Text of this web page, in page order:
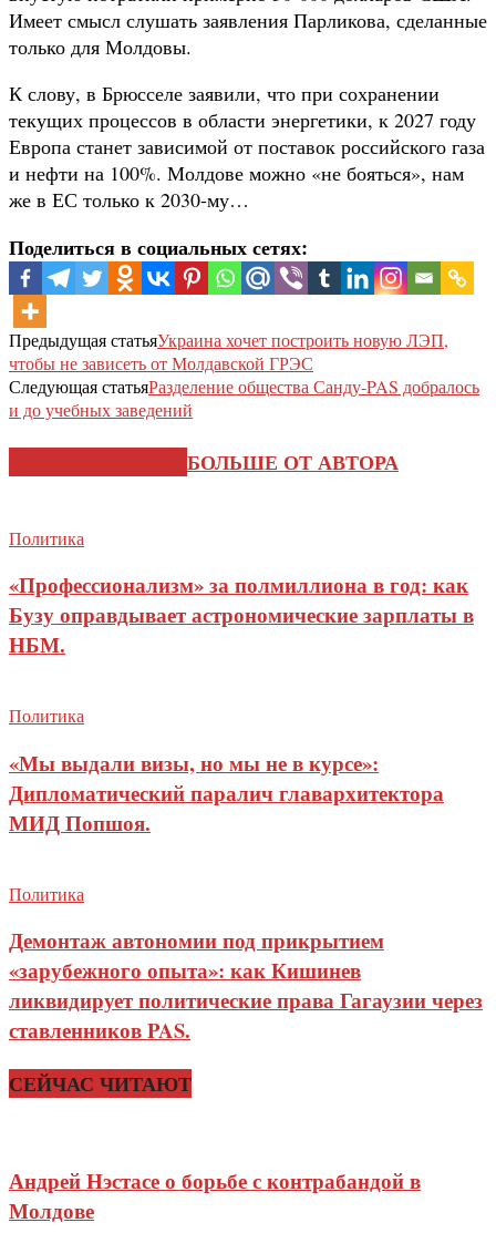
Имеет смысл слушать заявления Парликова, сделанные
только для Молдовы.
К слову, в Брюсселе заявили, что при сохранении
текущих процессов в области энергетики, к 2027 году
Европа станет зависимой от поставок российского газа
и нефти на 100%. Молдове можно «не бояться», нам
же в ЕС только к 2030-му…
Поделиться в социальных сетях:
Предыдущая статьяУкраина хочет построить новую ЛЭП,
чтобы не зависеть от Молдавской ГРЭС
Следующая статьяРазделение общества Санду-PAS добралось
и до учебных заведений
БОЛЬШЕ ОТ АВТОРА
Политика
«Профессионализм» за полмиллиона в год: как
Бузу оправдывает астрономические зарплаты в
НБМ.
Политика
«Мы выдали визы, но мы не в курсе»:
Дипломатический паралич главархитектора
МИД Попшоя.
Политика
Демонтаж автономии под прикрытием
«зарубежного опыта»: как Кишинев
ликвидирует политические права Гагаузии через
ставленников PAS.
СЕЙЧАС ЧИТАЮТ
Андрей Нэстасе о борьбе с контрабандой в
Молдове